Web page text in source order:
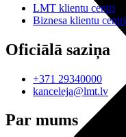
LMT klientu centri
Biznesa klientu centri
Oficiālā saziņa
+371 29340000
kanceleja@lmt.lv
Par mums